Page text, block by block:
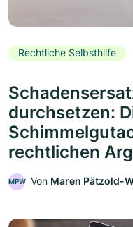
Rechtliche Selbsthilfe
durchsetzen:
rechtlichen
MPW Von Maren Pätzold-